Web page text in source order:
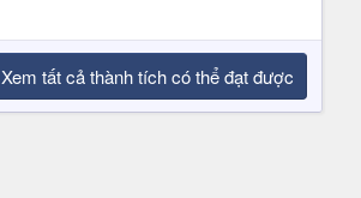
Xem tất cả thành tích có thể đạt được